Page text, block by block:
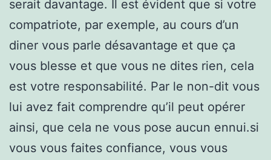
serait davantage. Il est évident que si votre
compatriote, par exemple, au cours d’un
diner vous parle désavantage et que ça
vous blesse et que vous ne dites rien, cela
est votre responsabilité. Par le non-dit vous
lui avez fait comprendre qu’il peut opérer
ainsi, que cela ne vous pose aucun ennui.si
vous vous faites confiance, vous vous